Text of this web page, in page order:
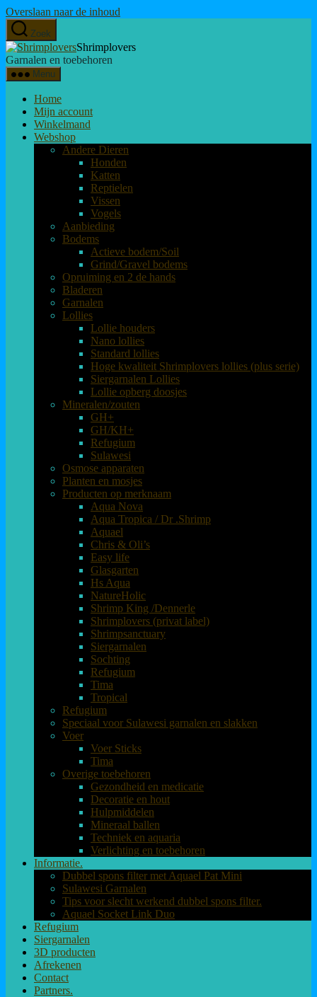
Overslaan naar de inhoud
Zoek
Shrimplovers
Garnalen en toebehoren
Menu
Home
Mijn account
Winkelmand
Webshop
Andere Dieren
Honden
Katten
Reptielen
Vissen
Vogels
Aanbieding
Bodems
Actieve bodem/Soil
Grind/Gravel bodems
Opruiming en 2 de hands
Bladeren
Garnalen
Lollies
Lollie houders
Nano lollies
Standard lollies
Hoge kwaliteit Shrimplovers lollies (plus serie)
Siergarnalen Lollies
Lollie opberg doosjes
Mineralen/zouten
GH+
GH/KH+
Refugium
Sulawesi
Osmose apparaten
Planten en mosjes
Producten op merknaam
Aqua Nova
Aqua Tropica / Dr .Shrimp
Aquael
Chris & Oli’s
Easy life
Glasgarten
Hs Aqua
NatureHolic
Shrimp King /Dennerle
Shrimplovers (privat label)
Shrimpsanctuary
Siergarnalen
Sochting
Refugium
Tima
Tropical
Refugium
Speciaal voor Sulawesi garnalen en slakken
Voer
Voer Sticks
Tima
Overige toebehoren
Gezondheid en medicatie
Decoratie en hout
Hulpmiddelen
Mineraal ballen
Techniek en aquaria
Verlichting en toebehoren
Informatie.
Dubbel spons filter met Aquael Pat Mini
Sulawesi Garnalen
Tips voor slecht werkend dubbel spons filter.
Aquael Socket Link Duo
Refugium
Siergarnalen
3D producten
Afrekenen
Contact
Partners.